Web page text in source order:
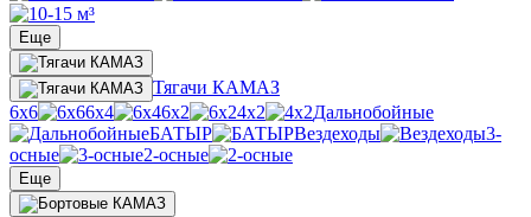
Еще
Тягачи КАМАЗ
6х6
6х4 6х2 4х2
Дальнобойные
БАТЫР
Вездеходы
3-
осные
2-осные
Еще